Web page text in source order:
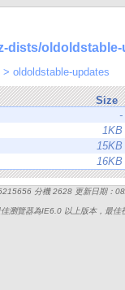
dists/
> oldoldstable-updates
Size
-
1KB
15KB
16KB
分機 2628 更新日期：
瀏覽器為IE6.0 以上版本，最佳